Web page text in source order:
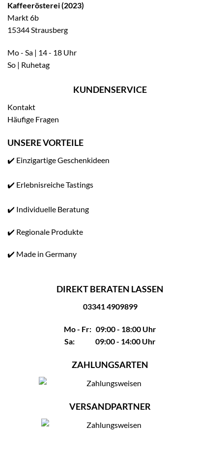
Kaffeerösterei (2023)
Markt 6b
15344 Strausberg
Mo - Sa | 14 - 18 Uhr
So | Ruhetag
KUNDENSERVICE
Kontakt
Häufige Fragen
UNSERE VORTEILE
✔️ Einzigartige Geschenkideen
✔️ Erlebnisreiche Tastings
✔️ Individuelle Beratung
✔️ Regionale Produkte
✔️ Made in Germany
DIREKT BERATEN LASSEN
03341 4909899
Mo - Fr: 09:00 - 18:00 Uhr
Sa: 09:00 - 14:00 Uhr
ZAHLUNGSARTEN
VERSANDPARTNER